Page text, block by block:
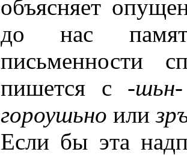
объясняет
до нас
письменности
пишется с -шьн
гороушьно или
Если бы эта